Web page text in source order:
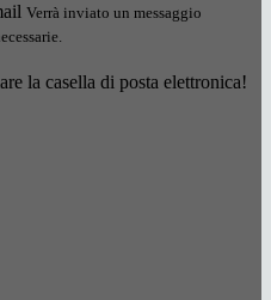
Verrà inviato un messaggio
la casella di posta elettronica!